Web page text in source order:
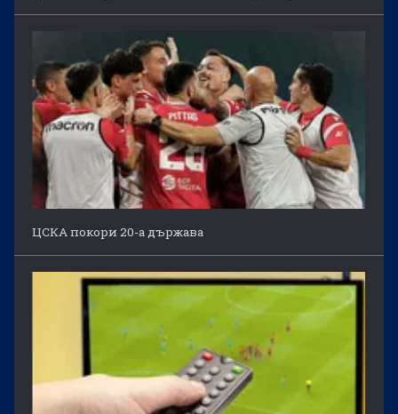
ЦСКА покори 20-а държава